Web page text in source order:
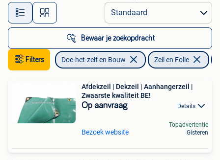
Alle afstanden…
Bewaar je zoekopdracht
Filters Doe-het-zelf en Bouw Zeil en Folie
Afdekzeil | Dekzeil | Aanhangerzeil |
Zwaarste kwaliteit BE!
Op aanvraag Details
Bezoek website
Topadvertentie
Gisteren